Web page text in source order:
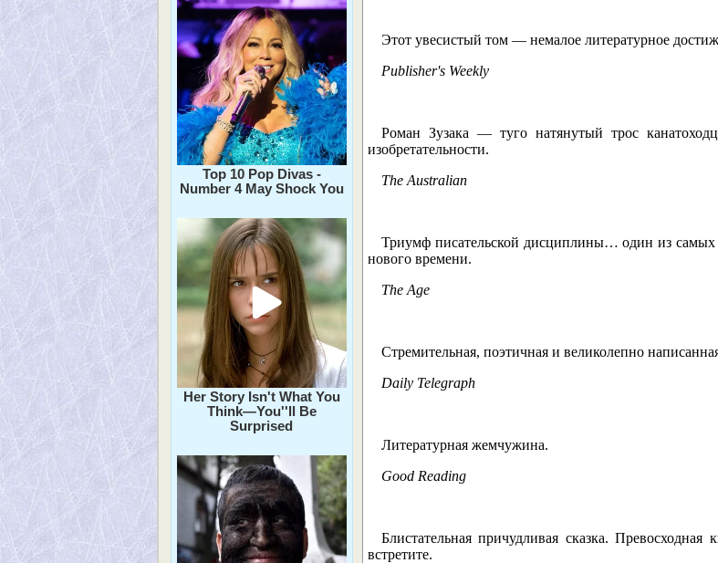
Top 10 Pop Divas -
Number 4 May Shock You
Her Story Isn't What You
Think—You''ll Be
Surprised
Этот увесистый том — немалое литературное
Publisher's Weekly
Роман Зузака — туго натянутый трос
изобретательности.
The Australian
Триумф писательской дисциплины… один из
нового времени.
The Age
Стремительная, поэтичная и великолепно
Daily Telegraph
Литературная жемчужина.
Good Reading
Блистательная причудливая сказка.
встретите.